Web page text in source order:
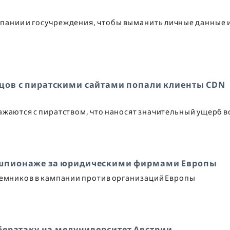
и госучреждения, чтобы выманить личные данные
с пиратскими сайтами попали клиенты CDN
с пиратством, что наносят значительный ущерб
за юридическими фирмами Европы
в кампании против организаций Европы